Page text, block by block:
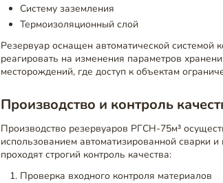
Систему заземления
Термоизоляционный слой
Резервуар оснащен автоматической системой
реагировать на изменения параметров
месторождений, где доступ к объектам
Производство и контроль
Производство резервуаров РГСН-75м³
использованием автоматизированной сварки
проходят строгий контроль качества:
Проверка входного контроля материалов